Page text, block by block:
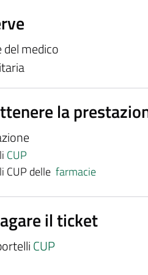
medico
la
CUP
CUP delle farmacie
il ticket
CUP